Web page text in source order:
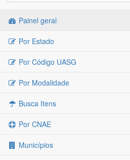
Painel geral
Por Estado
Por Código UASG
Por Modalidade
Busca Itens
Por CNAE
Municípios